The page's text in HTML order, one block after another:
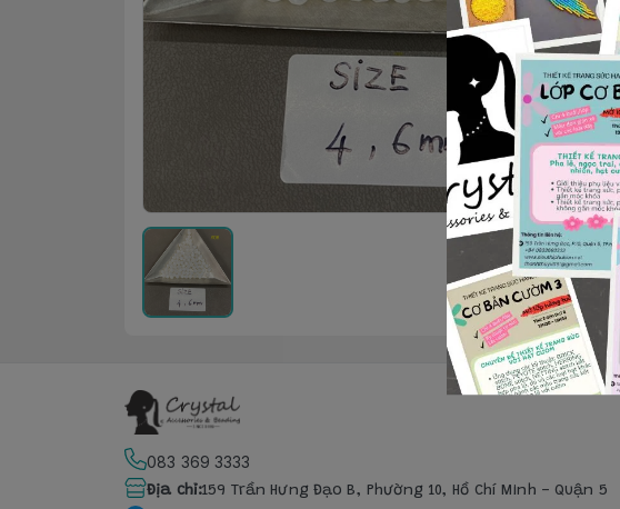
083 369 3333
Địa chỉ:159 Trần Hưng Đạo B, Phường 10, Hồ Chí Minh - Quận 5